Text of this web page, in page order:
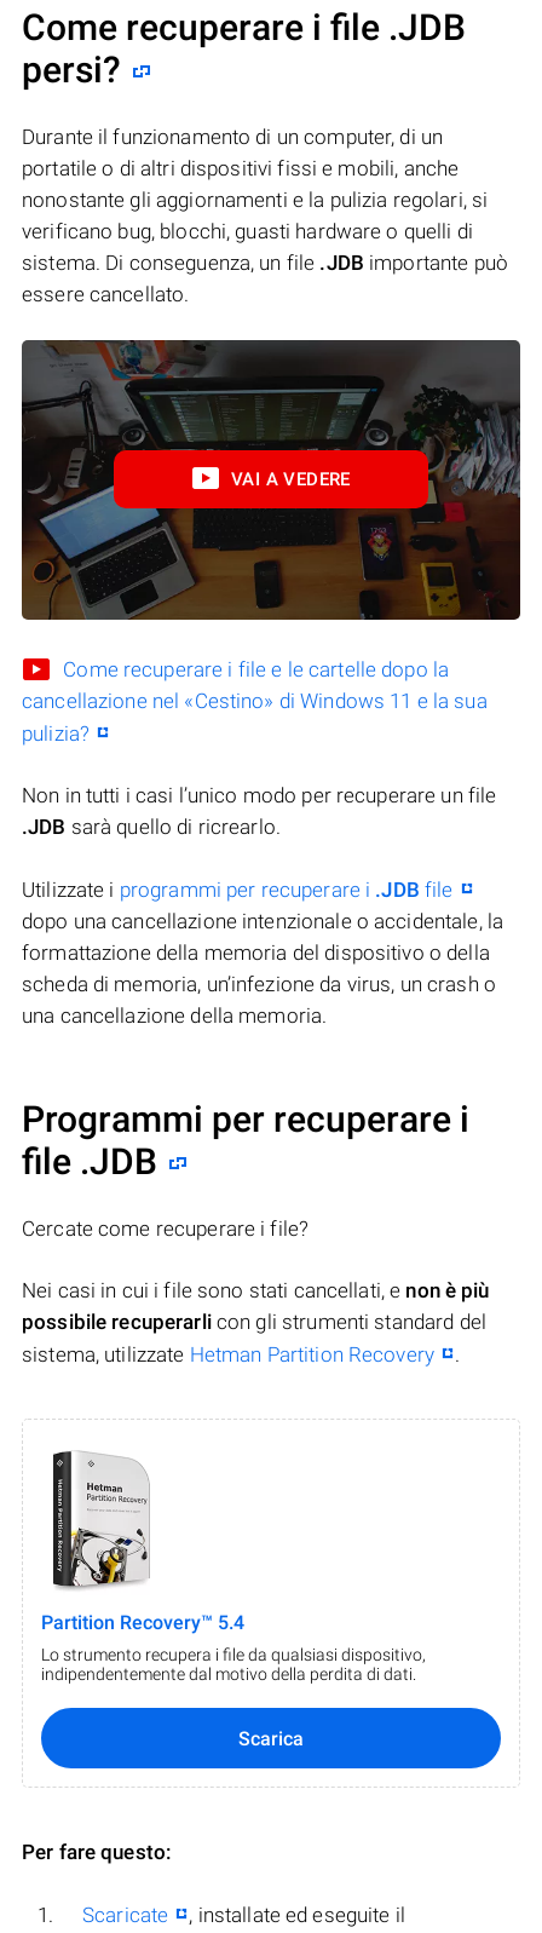
Come recuperare i file .JDB
persi?
Durante il funzionamento di un computer, di un
portatile o di altri dispositivi fissi e mobili, anche
nonostante gli aggiornamenti e la pulizia regolari, si
verificano bug, blocchi, guasti hardware o quelli di
sistema. Di conseguenza, un file .JDB importante può
essere cancellato.
VAI A VEDERE
Come recuperare i file e le cartelle dopo la
cancellazione nel «Cestino» di Windows 11 e la sua
pulizia?
Non in tutti i casi l’unico modo per recuperare un file
.JDB sarà quello di ricrearlo.
Utilizzate i programmi per recuperare i .JDB file
dopo una cancellazione intenzionale o accidentale, la
formattazione della memoria del dispositivo o della
scheda di memoria, un’infezione da virus, un crash o
una cancellazione della memoria.
Programmi per recuperare i
file .JDB
Cercate come recuperare i file?
Nei casi in cui i file sono stati cancellati, e non è più
possibile recuperarlicon gli strumenti standard del
sistema, utilizzate Hetman Partition Recovery .
Partition Recovery™ 5.4
Lo strumento recupera i file da qualsiasi dispositivo,
indipendentemente dal motivo della perdita di dati.
Scarica
Per fare questo:
Scaricate
, installate ed eseguite il